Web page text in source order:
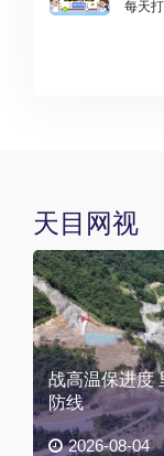
每天
天目网视
战高温保进度
防线
2026-08-04